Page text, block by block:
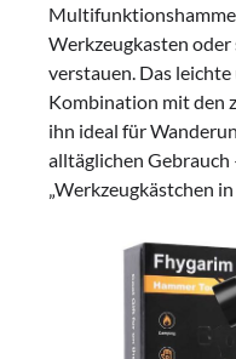
Werkzeugkasten
verstauen. Das
Kombination mit den
ihn ideal für
alltäglichen Gebrauch
„Werkzeugkästchen in